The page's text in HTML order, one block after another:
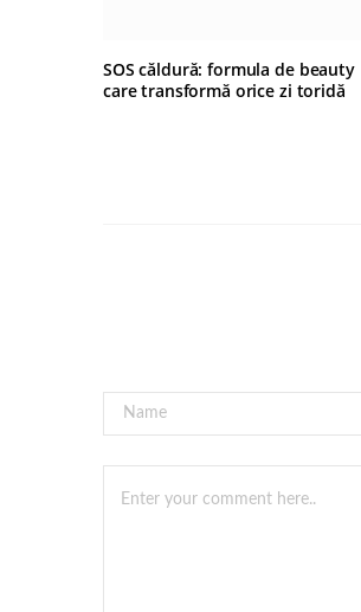
SOS căldură: formula de beauty
care transformă orice zi toridă